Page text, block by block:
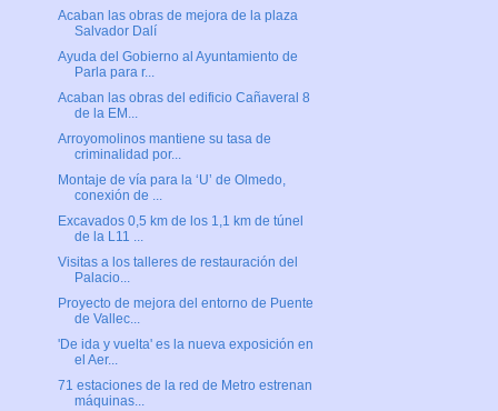
Acaban las obras de mejora de la plaza
Salvador Dalí
Ayuda del Gobierno al Ayuntamiento de
Parla para r...
Acaban las obras del edificio Cañaveral 8
de la EM...
Arroyomolinos mantiene su tasa de
criminalidad por...
Montaje de vía para la ‘U’ de Olmedo,
conexión de ...
Excavados 0,5 km de los 1,1 km de túnel
de la L11 ...
Visitas a los talleres de restauración del
Palacio...
Proyecto de mejora del entorno de Puente
de Vallec...
'De ida y vuelta' es la nueva exposición en
el Aer...
71 estaciones de la red de Metro estrenan
máquinas...